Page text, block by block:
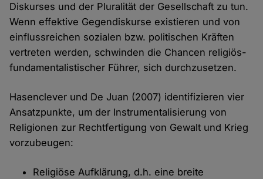
Diskurses und der Pluralität der Gesellschaft zu tun.
Wenn effektive Gegendiskurse existieren und von
einflussreichen sozialen bzw. politischen Kräften
vertreten werden, schwinden die Chancen religiös-
fundamentalistischer Führer, sich durchzusetzen.
Hasenclever und De Juan (2007) identifizieren vier
Ansatzpunkte, um der Instrumentalisierung von
Religionen zur Rechtfertigung von Gewalt und Krieg
vorzubeugen:
Religiöse Aufklärung, d.h. eine breite